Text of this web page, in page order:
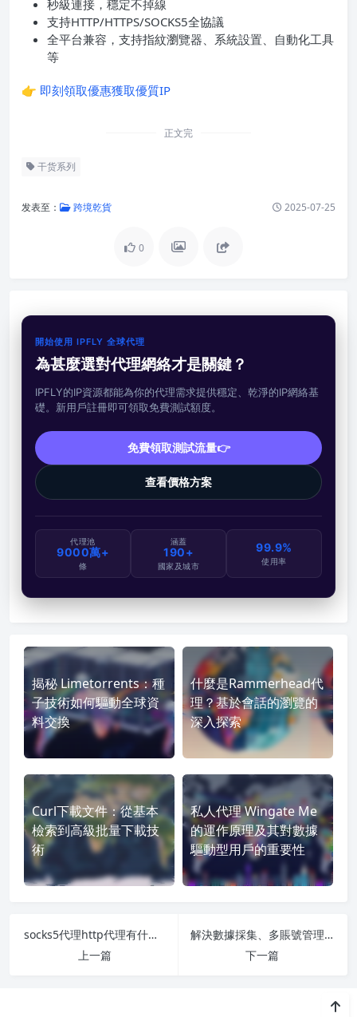
秒級連接，穩定不掉線
支持HTTP/HTTPS/SOCKS5全協議
全平台兼容，支持指紋瀏覽器、系統設置、自動化工具
等
👉 即刻領取優惠獲取優質IP
正文完
干货系列
发表至： 跨境乾貨 2025-07-25
0
開始使用 IPFLY 全球代理
為甚麼選對代理網絡才是關鍵？
IPFLY的IP資源都能為你的代理需求提供穩定、乾淨的IP網絡基
礎。新用戶註冊即可領取免費測試額度。
免費領取測試流量👉
查看價格方案
代理池
9000萬+
條
涵蓋
190+
國家及城市
99.9%
使用率
揭秘 Limetorrents：種
子技術如何驅動全球資
料交換
什麼是Rammerhead代
理？基於會話的瀏覽的
深入探索
Curl下載文件：從基本
檢索到高級批量下載技
術
私人代理 Wingate Me
的運作原理及其對數據
驅動型用戶的重要性
socks5代理http代理有什麼區別？一文搞懂
上一篇
解決數據採集、多賬號管理、反爬規避的動態IP終極方案
下一篇